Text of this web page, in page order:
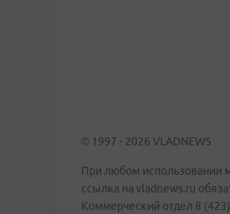
© 1997 - 2026 VLADNEWS
При любом использовании
ссылка на vladnews.ru
Коммерческий отдел 8